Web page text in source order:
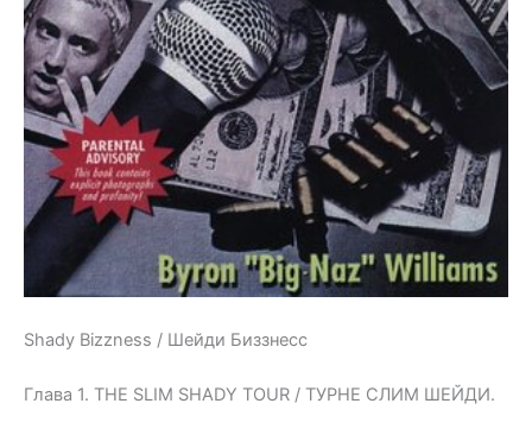
Shady Bizzness / Шейди Биззнесс
Глава 1. THE SLIM SHADY TOUR / ТУРНЕ СЛИМ ШЕЙДИ.